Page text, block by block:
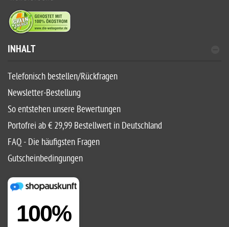
INHALT
Telefonisch bestellen/Rückfragen
Newsletter-Bestellung
So entstehen unsere Bewertungen
Portofrei ab € 29,99 Bestellwert in Deutschland
FAQ - Die häufigsten Fragen
Gutscheinbedingungen